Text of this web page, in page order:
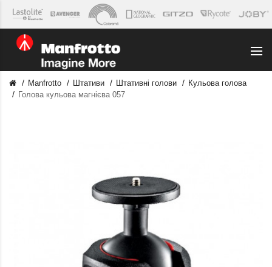
Manfrotto Штативи Штативні голови
Кульова голова
Голова кульова магнієва 057